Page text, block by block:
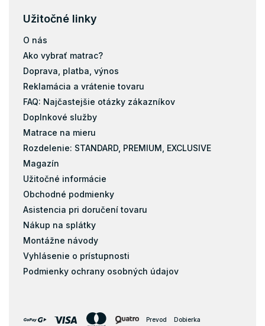
Užitočné linky
O nás
Ako vybrať matrac?
Doprava, platba, výnos
Reklamácia a vrátenie tovaru
FAQ: Najčastejšie otázky zákazníkov
Doplnkové služby
Matrace na mieru
Rozdelenie: STANDARD, PREMIUM, EXCLUSIVE
Magazín
Užitočné informácie
Obchodné podmienky
Asistencia pri doručení tovaru
Nákup na splátky
Montážne návody
Vyhlásenie o prístupnosti
Podmienky ochrany osobných údajov
Prevod Dobierka